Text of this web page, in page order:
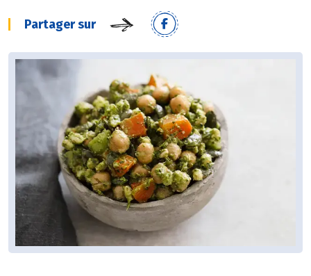
Partager sur